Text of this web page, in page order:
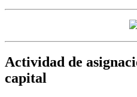
Actividad de
capital